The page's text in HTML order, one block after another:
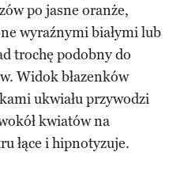
po jasne oranże,
wyraźnymi białymi lub
trochę podobny do
Widok błazenków
ukwiału przywodzi
kwiatów na
łące i hipnotyzuje.